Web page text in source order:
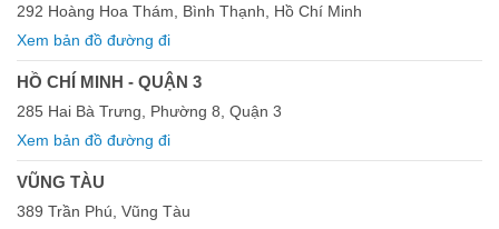
292 Hoàng Hoa Thám, Bình Thạnh, Hồ Chí Minh
Xem bản đồ đường đi
HỒ CHÍ MINH - QUẬN 3
285 Hai Bà Trưng, Phường 8, Quận 3
Xem bản đồ đường đi
VŨNG TÀU
389 Trần Phú, Vũng Tàu